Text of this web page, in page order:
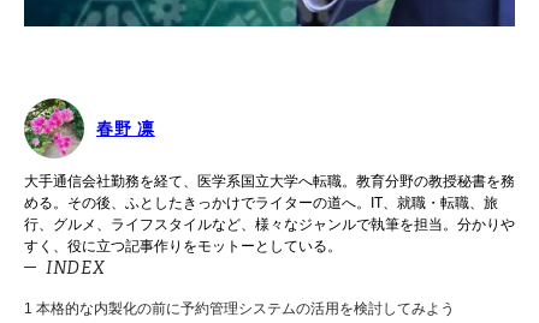
春野 凛
大手通信会社勤務を経て、医学系国立大学へ転職。教育分野の教授秘書を務
める。その後、ふとしたきっかけでライターの道へ。IT、就職・転職、旅
行、グルメ、ライフスタイルなど、様々なジャンルで執筆を担当。分かりや
すく、役に立つ記事作りをモットーとしている。
INDEX
1 本格的な内製化の前に予約管理システムの活用を検討してみよう